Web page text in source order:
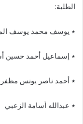
الطلبة:
٭ يوسف محمد يوسف
٭ إسماعيل أحمد حسين
٭ أحمد ناصر يونس مظفر
٭ عبدالله أسامة الزعبي